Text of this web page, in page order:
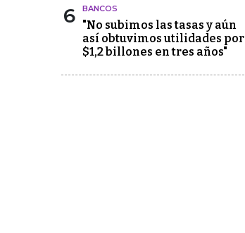
6 BANCOS
"No subimos las tasas y aún
así obtuvimos utilidades por
$1,2 billones en tres años"